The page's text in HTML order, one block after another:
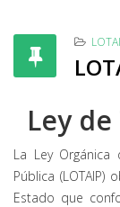
Ley
La Ley
Pública
Estado que